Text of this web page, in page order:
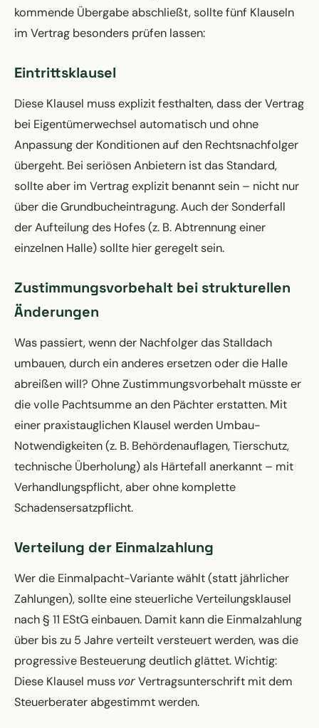
kommende Übergabe abschließt, sollte fünf Klauseln
im Vertrag besonders prüfen lassen:
Eintrittsklausel
Diese Klausel muss explizit festhalten, dass der Vertrag
bei Eigentümerwechsel automatisch und ohne
Anpassung der Konditionen auf den Rechtsnachfolger
übergeht. Bei seriösen Anbietern ist das Standard,
sollte aber im Vertrag explizit benannt sein – nicht nur
über die Grundbucheintragung. Auch der Sonderfall
der Aufteilung des Hofes (z. B. Abtrennung einer
einzelnen Halle) sollte hier geregelt sein.
Zustimmungsvorbehalt bei strukturellen
Änderungen
Was passiert, wenn der Nachfolger das Stalldach
umbauen, durch ein anderes ersetzen oder die Halle
abreißen will? Ohne Zustimmungsvorbehalt müsste er
die volle Pachtsumme an den Pächter erstatten. Mit
einer praxistauglichen Klausel werden Umbau-
Notwendigkeiten (z. B. Behördenauflagen, Tierschutz,
technische Überholung) als Härtefall anerkannt – mit
Verhandlungspflicht, aber ohne komplette
Schadensersatzpflicht.
Verteilung der Einmalzahlung
Wer die Einmalpacht-Variante wählt (statt jährlicher
Zahlungen), sollte eine steuerliche Verteilungsklausel
nach § 11 EStG einbauen. Damit kann die Einmalzahlung
über bis zu 5 Jahre verteilt versteuert werden, was die
progressive Besteuerung deutlich glättet. Wichtig:
Diese Klausel mussvorVertragsunterschrift mit dem
Steuerberater abgestimmt werden.